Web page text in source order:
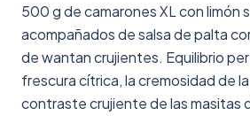
500 g de camarones XL con limón
acompañados de salsa de palta
de wantan crujientes. Equilibrio
frescura cítrica, la cremosidad de
contraste crujiente de las masitas